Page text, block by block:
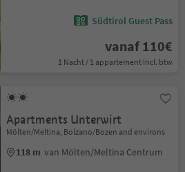
Südtirol Guest Pass
vanaf 110€
1 Nacht / 1 appartement Incl. btw
Apartments Unterwirt
Mölten/Meltina, Bolzano/Bozen and environs
118 m van Mölten/Meltina Centrum